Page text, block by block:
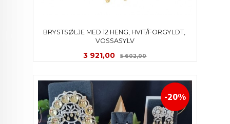
BRYSTSØLJE MED 12 HENG, HVIT/FORGYLDT,
VOSSASYLV
Tilbud
3 921,00 5 602,00Rabatt
-20%